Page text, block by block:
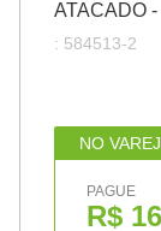
ATACADO
: 584513-2
NO
PAGUE
R$